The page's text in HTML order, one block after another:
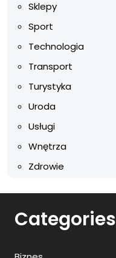
Sklepy
Sport
Technologia
Transport
Turystyka
Uroda
Usługi
Wnętrza
Zdrowie
Categories